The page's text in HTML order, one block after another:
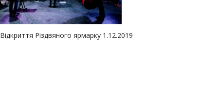
Відкриття Різдвяного ярмарку 1.12.2019